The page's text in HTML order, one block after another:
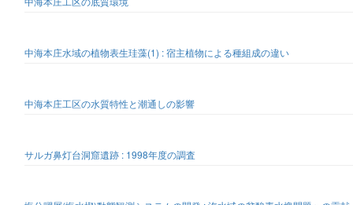
中海本庄水域の植物表生珪藻(1) : 宿主植物による種組成の違い
中海本庄工区の水質特性と潮通しの影響
サルガ鼻灯台洞窟遺跡 : 1998年度の調査